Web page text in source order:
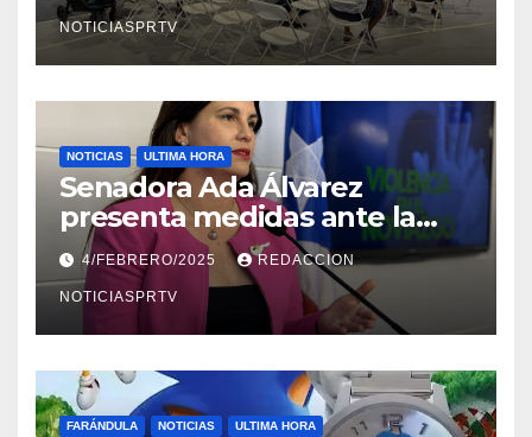
NOTICIASPRTV
NOTICIAS ULTIMA HORA
Senadora Ada Álvarez
presenta medidas ante la
violencia en el noviazgo
4/FEBRERO/2025 REDACCION
NOTICIASPRTV
FARÁNDULA NOTICIAS ULTIMA HORA